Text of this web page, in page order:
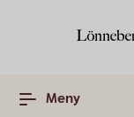
Meny